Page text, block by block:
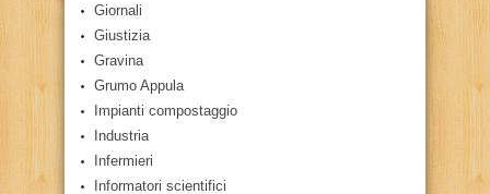
Giornali
Giustizia
Gravina
Grumo Appula
Impianti compostaggio
Industria
Infermieri
Informatori scientifici